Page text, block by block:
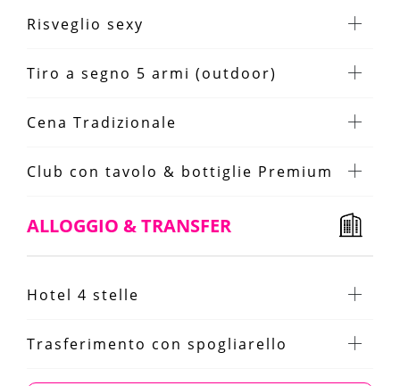
Risveglio sexy
Tiro a segno 5 armi (outdoor)
Cena Tradizionale
Club con tavolo & bottiglie Premium
ALLOGGIO & TRANSFER
Hotel 4 stelle
Trasferimento con spogliarello